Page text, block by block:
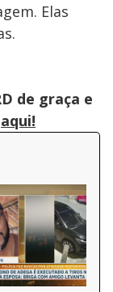
Elas
de graça e
aqui!